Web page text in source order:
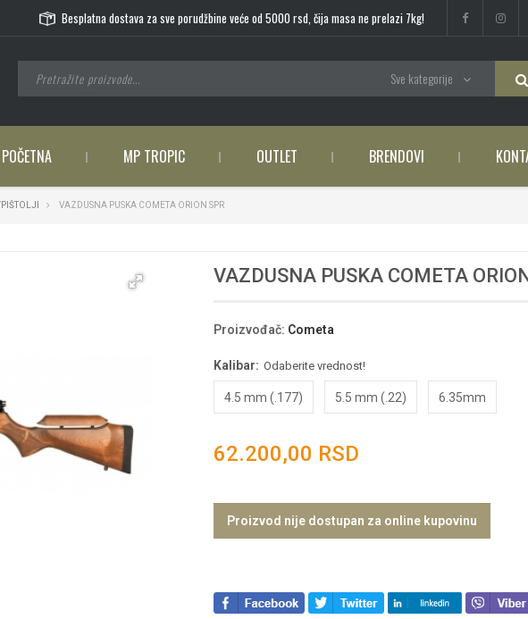
Besplatna dostava za sve porudžbine veće od 5000 rsd, čija masa ne prelazi 7kg!
Sve kategorije
POČETNA MP TROPIC OUTLET BRENDOVI
VAZDUSNA PUSKA COMETA ORION SPR
VAZDUSNA PUSKA COMETA
Proizvođač: Cometa
Kalibar: Odaberite vrednost!
4.5 mm (.177) 5.5 mm (.22) 6.35mm
62.200,00 RSD
Proizvod nije dostupan za online kupovinu